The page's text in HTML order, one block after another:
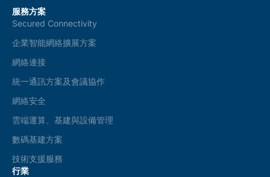
服務方案
Secured Connectivity
企業智能網絡擴展方案
網絡連接
統一通訊方案及會議協作
網絡安全
雲端運算、基建與設備管理
數碼基建方案
技術支援服務
行業